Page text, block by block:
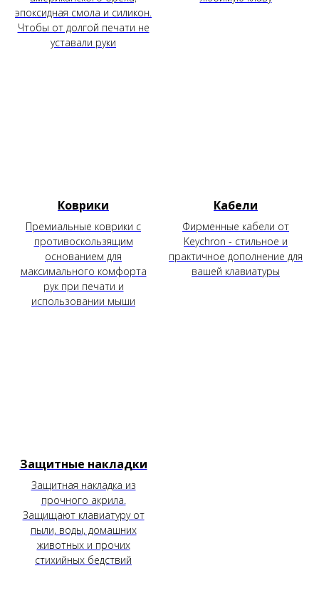
эпоксидная смола и силикон.
Чтобы от долгой печати не
уставали руки
Коврики
Премиальные коврики с
противоскользящим
основанием для
максимального комфорта
рук при печати и
использовании мыши
Кабели
Фирменные кабели от
Keychron - стильное и
практичное дополнение для
вашей клавиатуры
Защитные накладки
Защитная накладка из
прочного акрила.
Защищают клавиатуру от
пыли, воды, домашних
животных и прочих
стихийных бедствий